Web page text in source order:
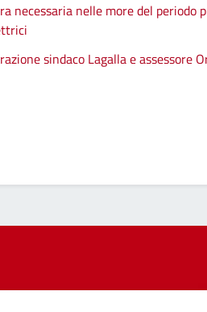
necessaria nelle more del periodo
sindaco Lagalla e assessore